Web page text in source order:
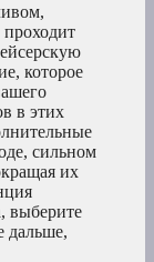
которое
в этих
сильном
их
выберите
дальше,